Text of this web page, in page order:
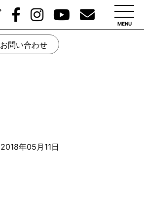
MENU
お問い合わせ
2018年05月11日